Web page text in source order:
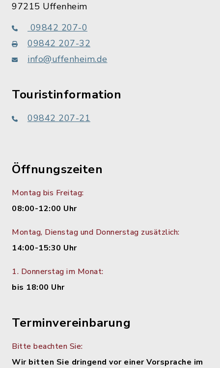
97215 Uffenheim
09842 207-0
09842 207-32
info@uffenheim.de
Touristinformation
09842 207-21
Öffnungszeiten
Montag bis Freitag:
08:00-12:00 Uhr
Montag, Dienstag und Donnerstag zusätzlich:
14:00-15:30 Uhr
1. Donnerstag im Monat:
bis 18:00 Uhr
Terminvereinbarung
Bitte beachten Sie:
Wir bitten Sie dringend vor einer Vorsprache im